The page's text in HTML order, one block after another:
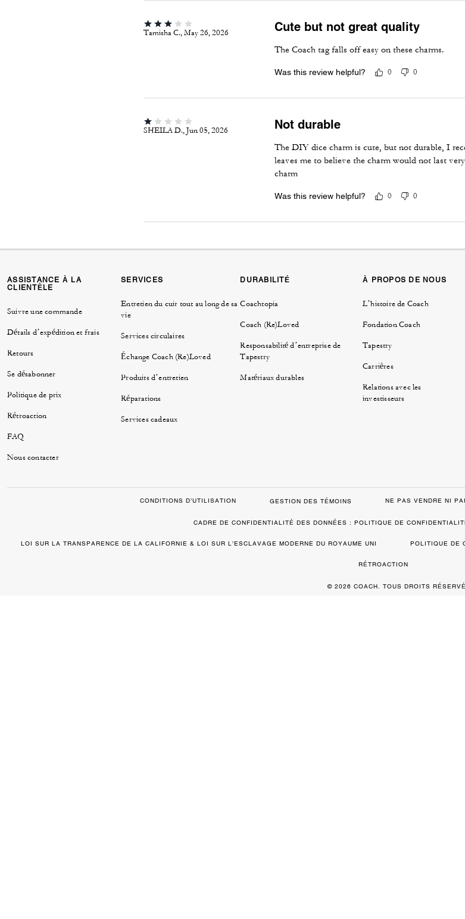
Tamisha C., May 26, 2026 Cute but not great quality
The Coach tag falls off easy on these charms.
Was this review helpful? 0 0
SHEILA D., Jun 05, 2026 Not durable
The DIY dice charm is cute, but not durable, I
leaves me to believe the charm would not last
charm
Was this review helpful? 0 0
ASSISTANCE À LA
CLIENTÈLE
Suivre une commande
Détails d’expédition et frais
Retours
Se désabonner
Politique de prix
Rétroaction
FAQ
Nous contacter
SERVICES
Entretien du cuir tout au long de sa
vie
Services circulaires
Échange Coach (Re)Loved
Produits d’entretien
Réparations
Services cadeaux
DURABILITÉ
Coachtopia
Coach (Re)Loved
Responsabilité d’entreprise de
Tapestry
Matériaux durables
À PROPOS DE NOUS
L’histoire de Coach
Fondation Coach
Tapestry
Carrières
Relations avec les
investisseurs
CONDITIONS D’UTILISATION GESTION DES TÉMOINS NE PAS VENDRE NI
CADRE DE CONFIDENTIALITÉ DES DONNÉES : POLITIQUE DE
LOI SUR LA TRANSPARENCE DE LA CALIFORNIE & LOI SUR L’ESCLAVAGE MODERNE DU ROYAUME UNI POLITIQUE DE
RÉTROACTION
© 2026 COACH. TOUS DROITS